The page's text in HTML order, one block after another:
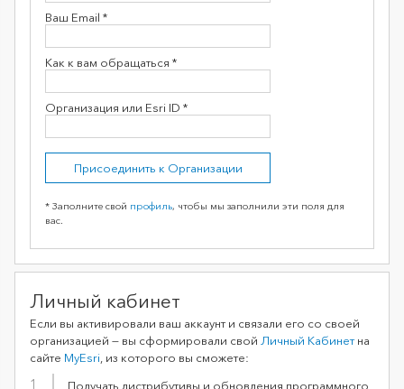
Ваш Email *
Как к вам обращаться *
Организация или Esri ID *
* Заполните свой профиль, чтобы мы заполнили эти поля для
вас.
Личный кабинет
Если вы активировали ваш аккаунт и связали его со своей
организацией — вы сформировали свой Личный Кабинетна
сайте MyEsri , из которого вы сможете:
Получать дистрибутивы и обновления программного